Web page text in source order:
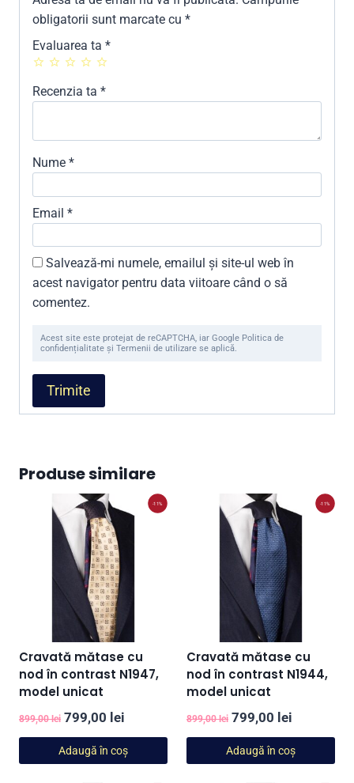
obligatorii sunt marcate cu *
Evaluarea ta *
Recenzia ta *
Nume *
Email *
Salvează-mi numele, emailul și site-ul web în
acest navigator pentru data viitoare când o să
comentez.
Acest site este protejat de reCAPTCHA, iar Google Politica de
confidențialitate și Termenii de utilizare se aplică.
Produse similare
-11%
Cravată mătase cu
nod în contrast N1947,
model unicat
899,00lei Prețul
inițial
a
799,00 lei
curent
este:
Adaugă în coș
-11%
Cravată mătase cu
nod în contrast N1944,
model unicat
899,00lei Prețul
inițial
a
799,00 lei
curent
este:
Adaugă în coș